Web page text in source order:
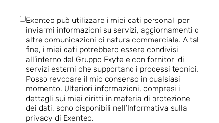
Exentec può utilizzare i miei dati personali per
inviarmi informazioni su servizi, aggiornamenti o
altre comunicazioni di natura commerciale. A tal
fine, i miei dati potrebbero essere condivisi
all’interno del Gruppo Exyte e con fornitori di
servizi esterni che supportano i processi tecnici.
Posso revocare il mio consenso in qualsiasi
momento. Ulteriori informazioni, compresi i
dettagli sui miei diritti in materia di protezione
dei dati, sono disponibili nell’Informativa sulla
privacy di Exentec.